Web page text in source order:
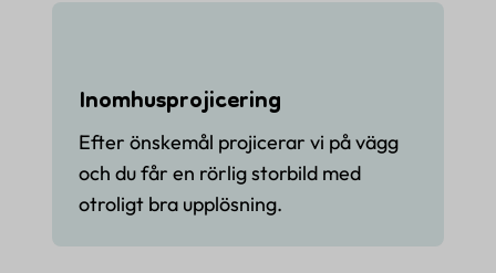
Inomhusprojicering
Efter önskemål projicerar vi på vägg
och du får en rörlig storbild med
otroligt bra upplösning.